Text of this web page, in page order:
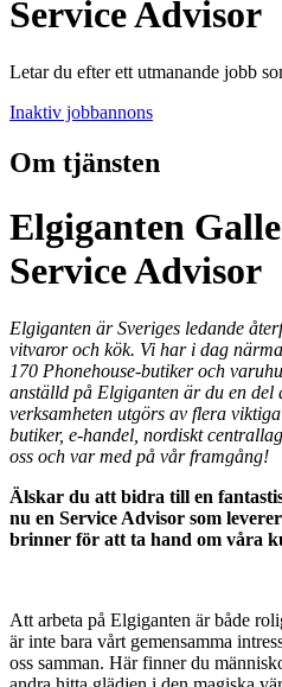
Service Advisor
Letar du efter ett utmanande jobb
Inaktiv jobbannons
Om tjänsten
Elgiganten
Service Advisor
Elgiganten är Sveriges ledande
vitvaror och kök. Vi har i dag
170 Phonehouse-butiker och
anställd på Elgiganten är du en del
verksamheten utgörs av flera
butiker, e-handel, nordiskt
oss och var med på vår framgång!
Älskar du att bidra till en
nu en Service Advisor som
brinner för att ta hand om våra
Att arbeta på Elgiganten är både
är inte bara vårt gemensamma
oss samman. Här finner du